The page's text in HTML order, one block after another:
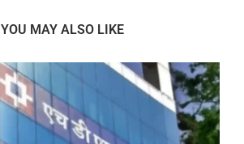
YOU MAY ALSO LIKE